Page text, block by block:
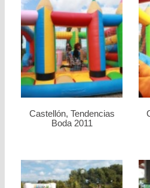
Castellón, Tendencias
Boda 2011